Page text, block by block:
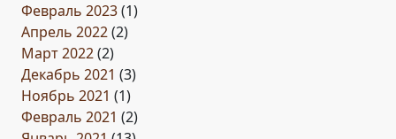
Февраль 2023(1)
Апрель 2022(2)
Март 2022(2)
Декабрь 2021 (3)
Ноябрь 2021 (1)
Февраль 2021 (2)